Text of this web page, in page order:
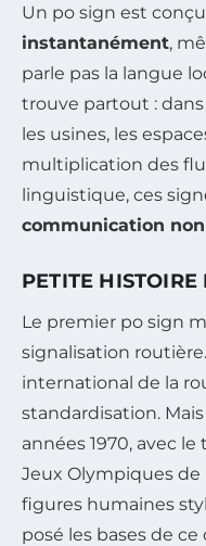
Un po sign est
instantanément,
parle pas la langue
trouve partout :
les usines, les
multiplication des
linguistique, ces
communication
PETITE HISTOIRE
Le premier po sign
signalisation
international de la
standardisation.
années 1970, avec
Jeux Olympiques
figures humaines
posé les bases de